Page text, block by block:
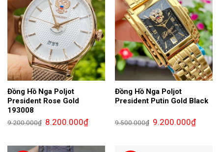
Đồng Hồ Nga Poljot
President Rose Gold
193008
9.200.000₫ Giá
gốc
8.200.000₫Giá
hiện
8.200.000₫.
Đồng Hồ Nga Poljot
President Putin Gold Black
9.500.000₫ Giá
gốc
9.200.000₫Giá
hiện